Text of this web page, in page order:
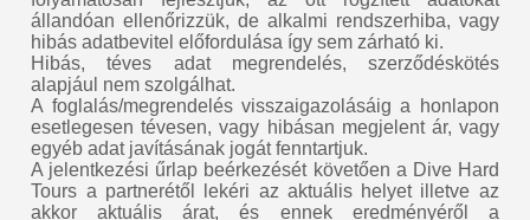
állandóan ellenőrizzük, de alkalmi rendszerhiba, vagy
hibás adatbevitel előfordulása így sem zárható ki.
Hibás, téves adat megrendelés, szerződéskötés
alapjául nem szolgálhat.
A foglalás/megrendelés visszaigazolásáig a honlapon
esetlegesen tévesen, vagy hibásan megjelent ár, vagy
egyéb adat javításának jogát fenntartjuk.
A jelentkezési űrlap beérkezését követően a Dive Hard
Tours a partnerétől lekéri az aktuális helyet illetve az
akkor aktuális árat, és ennek eredményéről a